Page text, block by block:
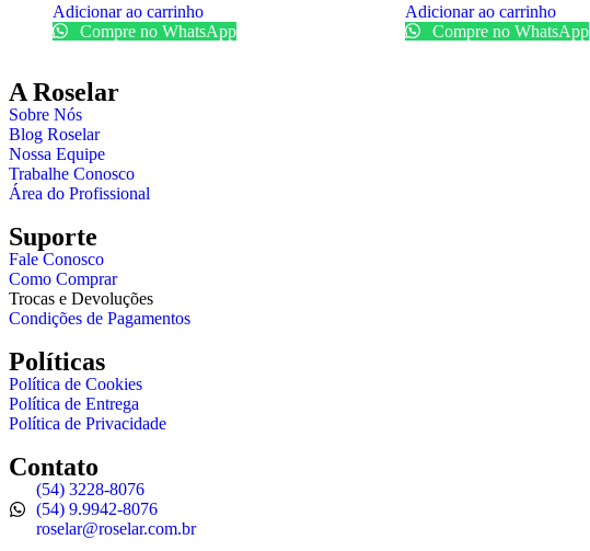
Adicionar ao carrinho
Compre no WhatsApp
Adicionar ao carrinho
Compre no WhatsApp
A Roselar
Sobre Nós
Blog Roselar
Nossa Equipe
Trabalhe Conosco
Área do Profissional
Suporte
Fale Conosco
Como Comprar
Trocas e Devoluções
Condições de Pagamentos
Políticas
Política de Cookies
Política de Entrega
Política de Privacidade
Contato
(54) 3228-8076
(54) 9.9942-8076
roselar@roselar.com.br